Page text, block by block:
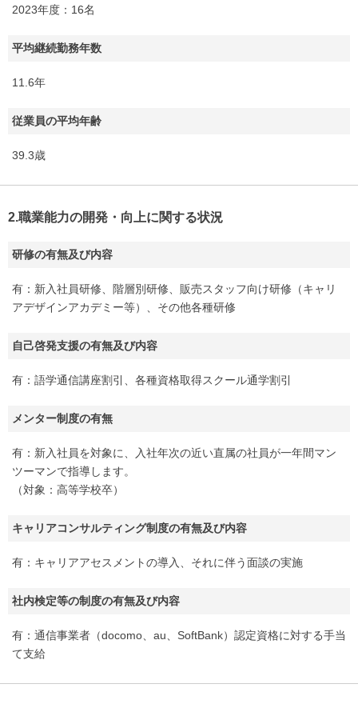
2023年度：16名
平均継続勤務年数
11.6年
従業員の平均年齢
39.3歳
2.職業能力の開発・向上に関する状況
研修の有無及び内容
有：新入社員研修、階層別研修、販売スタッフ向け研修（キャリ
アデザインアカデミー等）、その他各種研修
自己啓発支援の有無及び内容
有：語学通信講座割引、各種資格取得スクール通学割引
メンター制度の有無
有：新入社員を対象に、入社年次の近い直属の社員が一年間マン
ツーマンで指導します。
（対象：高等学校卒）
キャリアコンサルティング制度の有無及び内容
有：キャリアアセスメントの導入、それに伴う面談の実施
社内検定等の制度の有無及び内容
有：通信事業者（docomo、au、SoftBank）認定資格に対する手当
て支給